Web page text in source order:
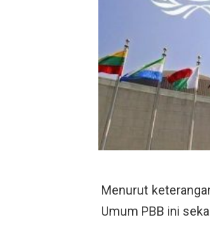
Menurut
Umum PBB ini